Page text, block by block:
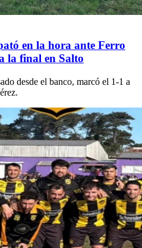
en la hora ante Ferro
la final en Salto
desde el banco, marcó el 1-1 a